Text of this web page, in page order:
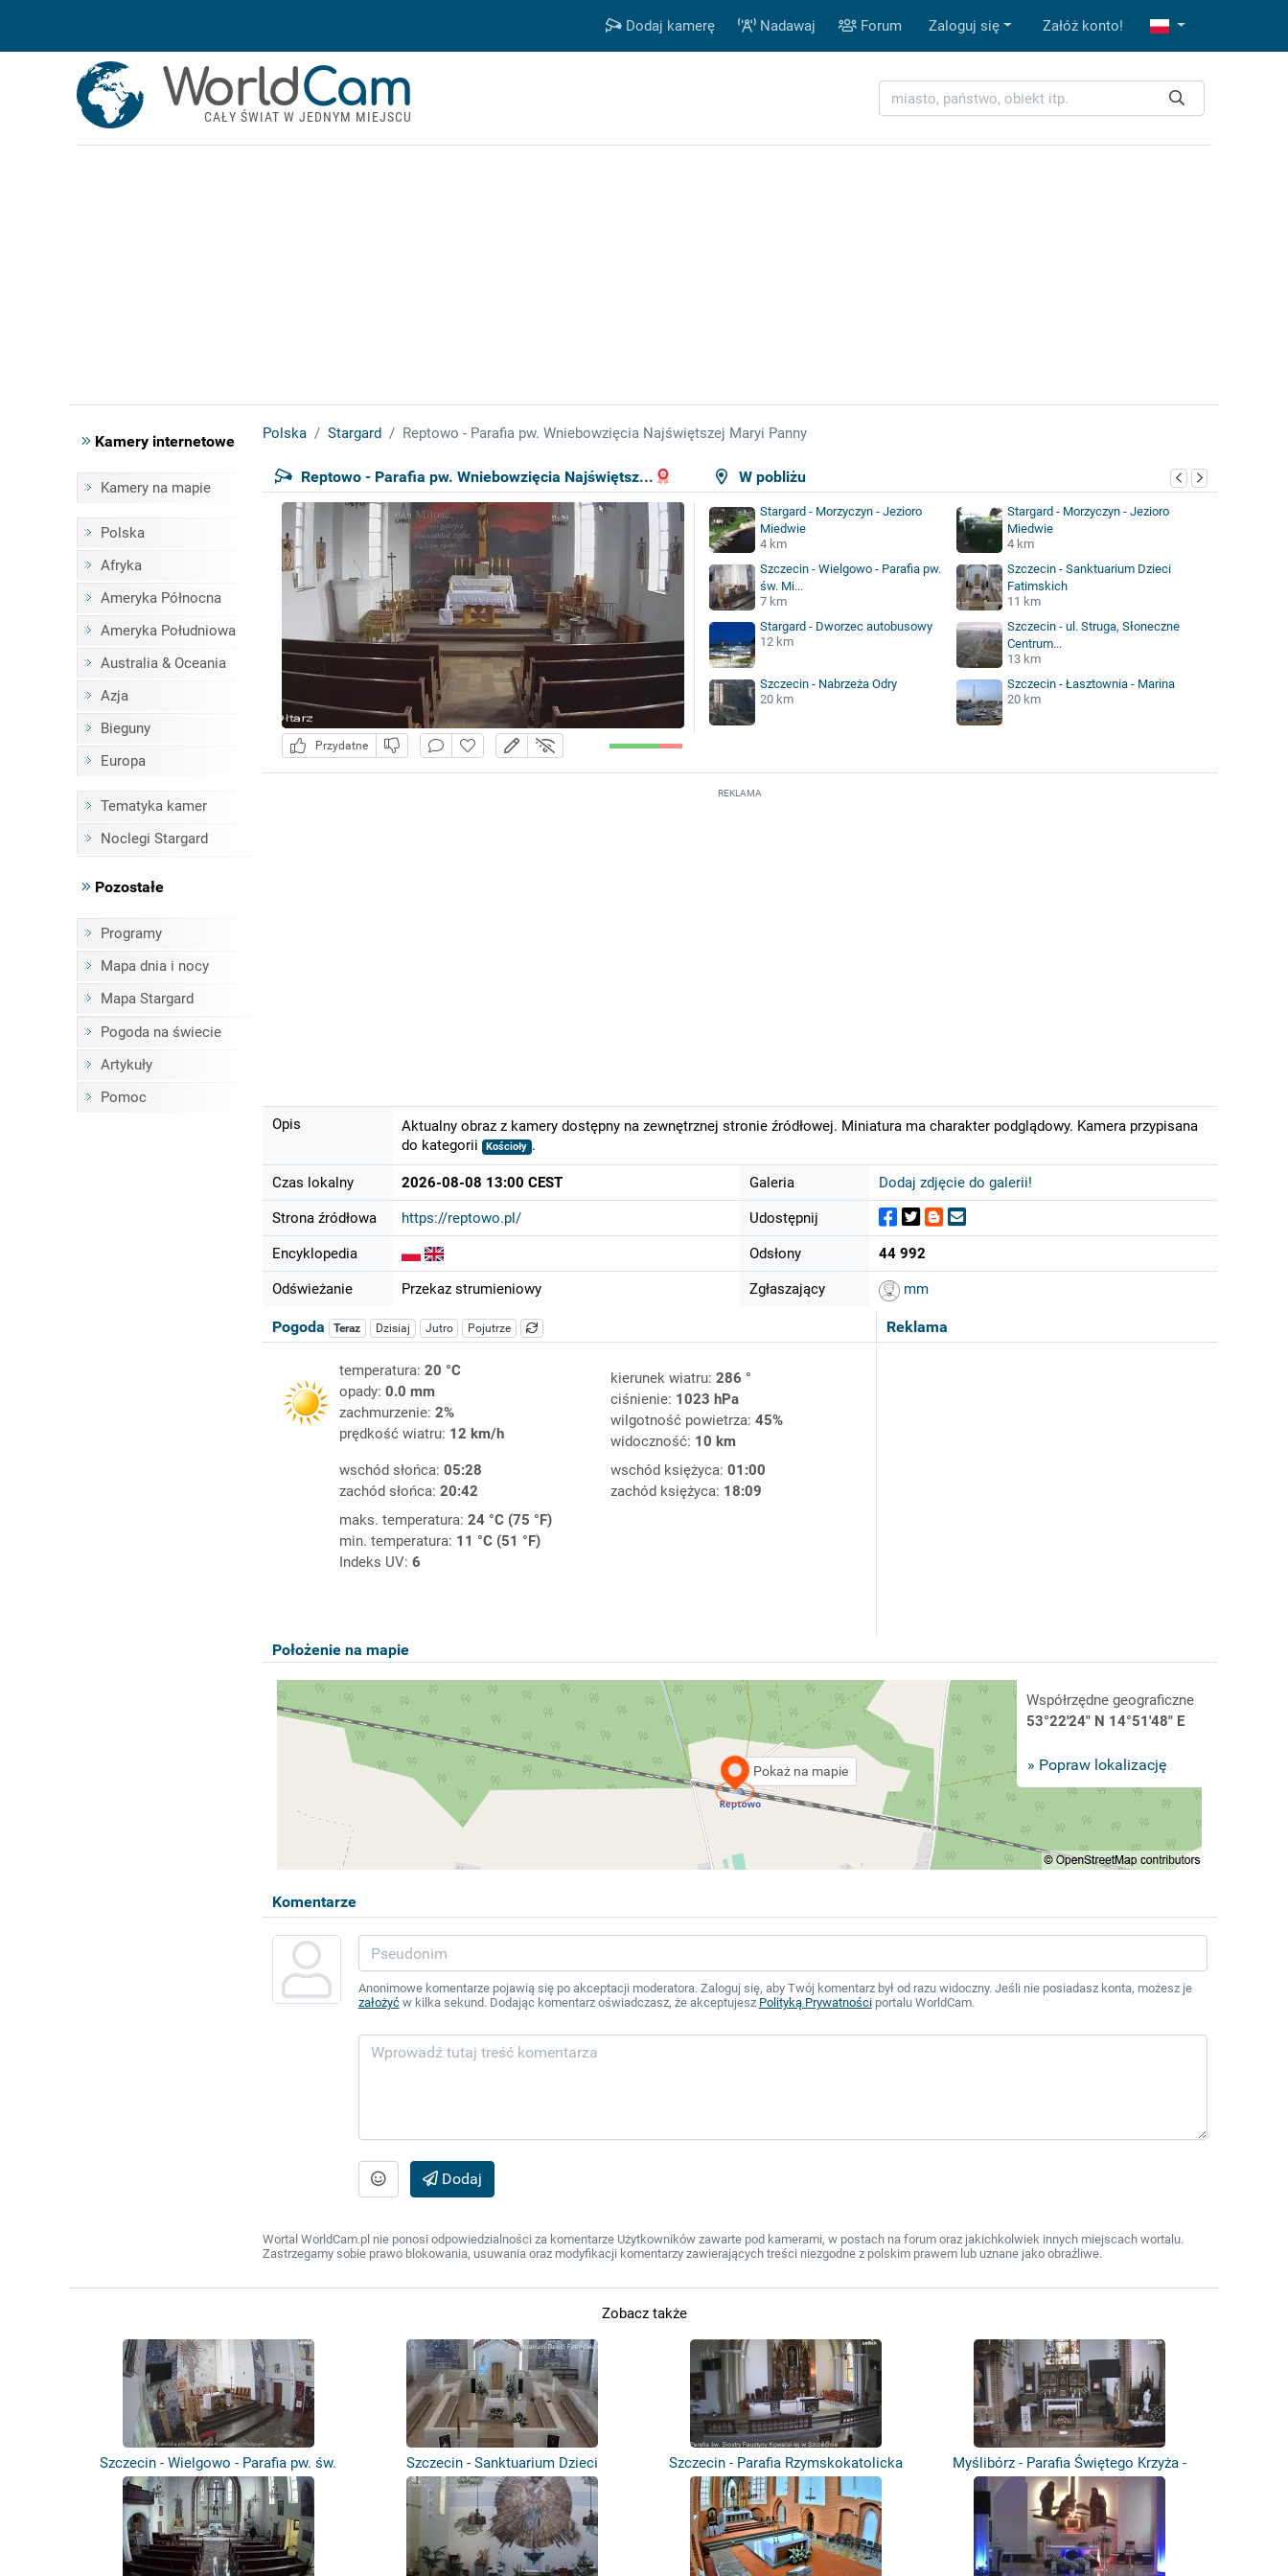
Dodaj kamerę Nadawaj Forum Zaloguj się Załóż konto!
WorldCam
CAŁY ŚWIAT W JEDNYM MIEJSCU
Kamery internetowe
Kamery na mapie
Polska
Afryka
Ameryka Północna
Ameryka Południowa
Australia & Oceania
Azja
Bieguny
Europa
Tematyka kamer
Noclegi Stargard
Pozostałe
Programy
Mapa dnia i nocy
Mapa Stargard
Pogoda na świecie
Artykuły
Pomoc
Polska Stargard Reptowo - Parafia pw. Wniebowzięcia Najświętszej Maryi Panny
W pobliżu
Reptowo - Parafia pw. Wniebowzięcia Najświętsz...
Przydatne
Stargard - Morzyczyn - Jezioro
Miedwie
4 km
Stargard - Morzyczyn - Jezioro
Miedwie
4 km
Szczecin - Wielgowo - Parafia pw.
św. Mi...
7 km
Szczecin - Sanktuarium Dzieci
Fatimskich
11 km
Stargard - Dworzec autobusowy
12 km
Szczecin - ul. Struga, Słoneczne
Centrum...
13 km
Szczecin - Nabrzeża Odry
20 km
Szczecin - Łasztownia - Marina
20 km
REKLAMA
Opis
Aktualny obraz z kamery dostępny na zewnętrznej stronie źródłowej. Miniatura ma charakter podglądowy. Kamera przypisana
do kategorii
Kościoły .
Czas lokalny 2026-08-08 13:00 CEST
Strona źródłowa https://reptowo.pl/
Encyklopedia
Odświeżanie Przekaz strumieniowy
Galeria Dodaj zdjęcie do galerii!
Udostępnij
Odsłony 44 992
Zgłaszający mm
Reklama
Pogoda Teraz Dzisiaj Jutro Pojutrze
temperatura: 20 °C
opady: 0.0 mm
zachmurzenie: 2%
prędkość wiatru: 12 km/h
kierunek wiatru: 286 °
ciśnienie: 1023 hPa
wilgotność powietrza: 45%
widoczność: 10 km
wschód słońca: 05:28
zachód słońca: 20:42
wschód księżyca: 01:00
zachód księżyca: 18:09
maks. temperatura: 24 °C (75 °F)
min. temperatura: 11 °C (51 °F)
Indeks UV: 6
Położenie na mapie
Pokaż na mapie
Współrzędne geograficzne
53°22'24" N 14°51'48" E
» Popraw lokalizację
Komentarze
Anonimowe komentarze pojawią się po akceptacji moderatora. Zaloguj się, aby Twój komentarz był od razu widoczny. Jeśli nie posiadasz konta, możesz je
założyćw kilka sekund. Dodając komentarz oświadczasz, że akceptujesz Polityką Prywatnościportalu WorldCam.
Dodaj
Wortal WorldCam.pl nie ponosi odpowiedzialności za komentarze Użytkowników zawarte pod kamerami, w postach na forum oraz jakichkolwiek innych miejscach wortalu.
Zastrzegamy sobie prawo blokowania, usuwania oraz modyfikacji komentarzy zawierających treści niezgodne z polskim prawem lub uznane jako obraźliwe.
Zobacz także
Szczecin - Wielgowo - Parafia pw. św.
Mi...
Szczecin - Sanktuarium Dzieci
Fatimskich
Szczecin - Parafia Rzymskokatolicka
pw....
Myślibórz - Parafia Świętego Krzyża -
Sa...